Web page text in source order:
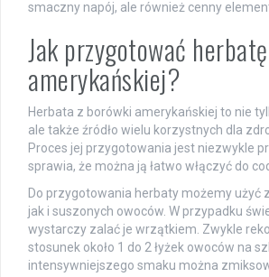
smaczny napój, ale również cenny
Jak przygotować
amerykańskiej?
Herbata z borówki amerykańskiej to nie
ale także źródło wielu korzystnych dla
Proces jej przygotowania jest niezwykle
sprawia, że można ją łatwo włączyć do
Do przygotowania herbaty możemy użyć
jak i suszonych owoców. W przypadku
wystarczy zalać je wrzątkiem. Zwykle
stosunek około 1 do 2 łyżek owoców na
intensywniejszego smaku można